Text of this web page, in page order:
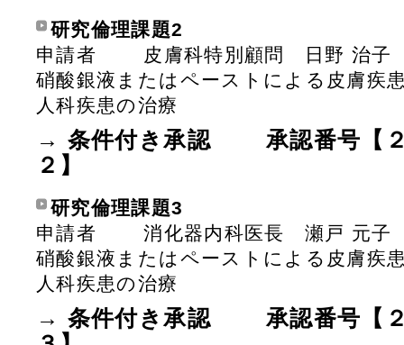
研究倫理課題2
申請者 皮膚科特別顧問 日野 治子
硝酸銀液またはペーストによる皮膚疾
人科疾患の治療
→ 条件付き承認 承認番号【２
２】
研究倫理課題3
申請者 消化器内科医長 瀬戸 元子
硝酸銀液またはペーストによる皮膚疾
人科疾患の治療
→ 条件付き承認 承認番号【２